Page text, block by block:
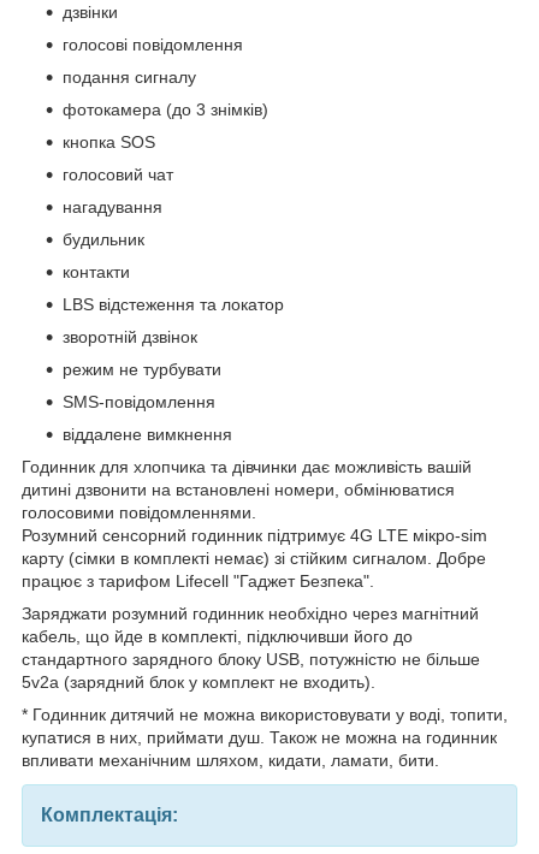
дзвінки
голосові повідомлення
подання сигналу
фотокамера (до 3 знімків)
кнопка SOS
голосовий чат
нагадування
будильник
контакти
LBS відстеження та локатор
зворотній дзвінок
режим не турбувати
SMS-повідомлення
віддалене вимкнення
Годинник для хлопчика та дівчинки дає можливість вашій
дитині дзвонити на встановлені номери, обмінюватися
голосовими повідомленнями.
Розумний сенсорний годинник підтримує 4G LTE мікро-sim
карту (сімки в комплекті немає) зі стійким сигналом. Добре
працює з тарифом Lifecell "Гаджет Безпека".
Заряджати розумний годинник необхідно через магнітний
кабель, що йде в комплекті, підключивши його до
стандартного зарядного блоку USB, потужністю не більше
5v2a (зарядний блок у комплект не входить).
* Годинник дитячий не можна використовувати у воді, топити,
купатися в них, приймати душ. Також не можна на годинник
впливати механічним шляхом, кидати, ламати, бити.
Комплектація: